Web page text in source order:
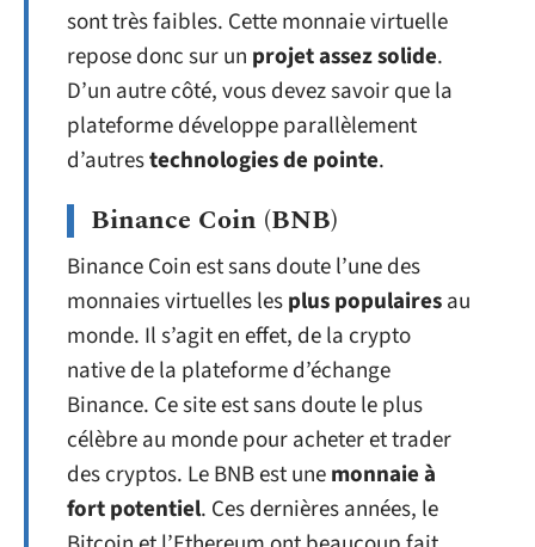
sont très faibles. Cette monnaie virtuelle
repose donc sur un projet assez solide.
D’un autre côté, vous devez savoir que la
plateforme développe parallèlement
d’autrestechnologies de pointe.
Binance Coin (BNB)
Binance Coin est sans doute l’une des
monnaies virtuelles lesplus populairesau
monde. Il s’agit en effet, de la crypto
native de la plateforme d’échange
Binance. Ce site est sans doute le plus
célèbre au monde pour acheter et trader
des cryptos. Le BNB est unemonnaie à
fort potentiel. Ces dernières années, le